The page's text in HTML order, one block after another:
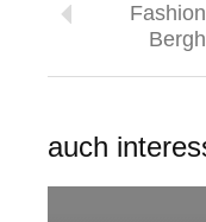
auch